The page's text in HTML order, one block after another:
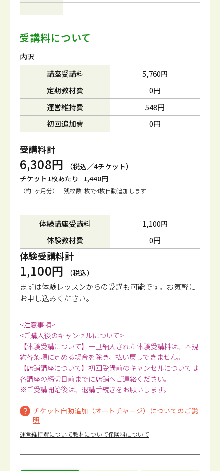
受講料について
内訳
講座受講料
5,760円
定期教材費
0円
運営維持費
548円
初回追加費
0円
受講料計
6,308円
（税込／4チケット）
チケット1枚あたり
1,440円
（約1ヶ月分） 残枚数1枚で4枚自動追加します
体験講座受講料
1,100円
体験教材費
0円
体験受講料計
1,100円 （税込）
まずは体験レッスンからの受講も可能です。 お気軽に
お申し込みください。
<注意事項>
<ご購入後のキャンセルについて>
【体験受講について】一旦納入された体験受講料は、本規
約各条項に定める場合を除き、払い戻しできません。
【店舗講座について】初回受講前のキャンセルについては
各講座の締切日前までに店舗へご連絡ください。
※ご受講開始後は、退講手続きをお願いします。
チケット自動追加（オートチャージ）についてのご説
明
運営維持費について教材について保険料について